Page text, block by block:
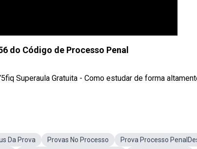
do Código de Processo Penal
Superaula Gratuita - Como estudar de forma
Da Prova Provas No Processo
Prova Processo